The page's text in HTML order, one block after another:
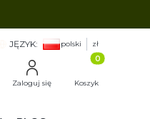
JĘZYK: polski zł
Zaloguj się
Produkty w
Koszyk